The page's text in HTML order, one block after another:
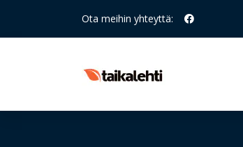
Ota meihin yhteyttä: